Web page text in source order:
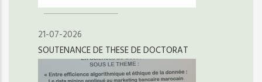
21-07-2026
SOUTENANCE DE THESE DE DOCTORAT